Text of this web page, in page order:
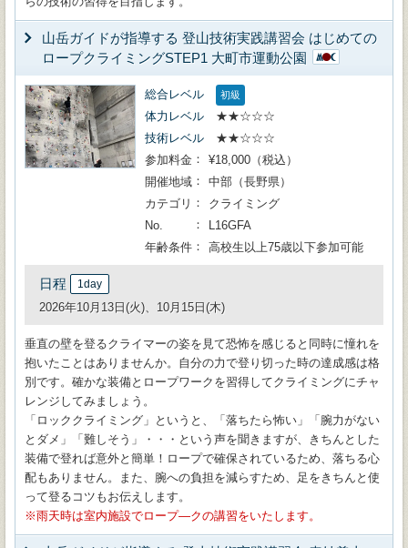
山岳ガイドが指導する 登山技術実践講習会 はじめての
ロープクライミングSTEP1 大町市運動公園
総合レベル 初級
体力レベル
★★☆☆☆
技術レベル
★★☆☆☆
参加料金
¥18,000（税込）
開催地域
中部（長野県）
カテゴリ
クライミング
No.
L16GFA
年齢条件
高校生以上75歳以下参加可能
日程 1day
2026年10月13日(火)、10月15日(木)
垂直の壁を登るクライマーの姿を見て恐怖を感じると同時に憧れを
抱いたことはありませんか。自分の力で登り切った時の達成感は格
別です。確かな装備とロープワークを習得してクライミングにチャ
レンジしてみましょう。
「ロッククライミング」というと、「落ちたら怖い」「腕力がない
とダメ」「難しそう」・・・という声を聞きますが、きちんとした
装備で登れば意外と簡単！ロープで確保されているため、落ちる心
配もありません。また、腕への負担を減らすため、足をきちんと使
って登るコツもお伝えします。
雨天時は室内施設でロープ―クの講習をいたします。